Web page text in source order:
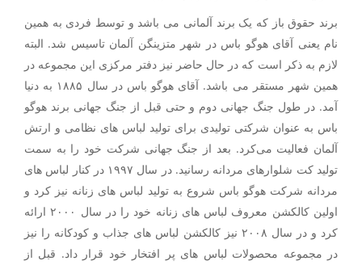
برند حقوق باز که یک برند آلمانی می باشد و توسط فردی به همین
نام یعنی آقای هوگو باس در شهر متزینگن آلمان تاسیس شد. البته
لازم به ذکر است که در حال حاضر نیز دفتر مرکزی این مجموعه در
همین شهر مستقر می باشد. آقای هوگو باس در سال ۱۸۸۵ به دنیا
آمد. در طول جنگ جهانی دوم و حتی قبل از جنگ جهانی برند هوگو
باس به عنوان شرکتی تولیدی برای تولید لباس های نظامی و ارتش
آلمان فعالیت می‌کرد. بعد از جنگ جهانی شرکت خود را به سمت
تولید کت شلوارهای مردانه رسانید. در سال ۱۹۹۷ در کنار لباس های
مردانه شرکت هوگو باس شروع به تولید لباس های زنانه نیز کرد و
اولین کالکشن معروف لباس های زنانه خود را در سال ۲۰۰۰ ارائه
کرد و در سال ۲۰۰۸ نیز کالکشن لباس های جذاب و کودکانه را نیز
در مجموعه محصولات لباس های پر افتخار خود قرار داد. قبل از